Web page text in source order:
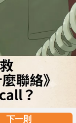
下一則